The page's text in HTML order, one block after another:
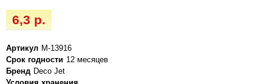
6,3 р.
Артикул М-13916
Срок годности 12 месяцев
Бренд Deco Jet